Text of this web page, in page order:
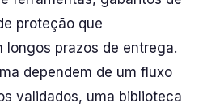
proteção que
longos prazos de entrega.
dependem de um fluxo
validados, uma biblioteca